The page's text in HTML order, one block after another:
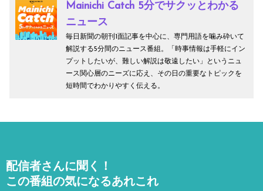
Mainichi Catch 5分でサクッとわかる
ニュース
毎日新聞の朝刊1面記事を中心に、専門用語を噛み砕いて
解説する5分間のニュース番組。「時事情報は手軽にイン
プットしたいが、難しい解説は敬遠したい」というニュ
ース関心層のニーズに応え、その日の重要なトピックを
短時間でわかりやすく伝える。
配信者さんに聞く！
この番組の気になるあれこれ